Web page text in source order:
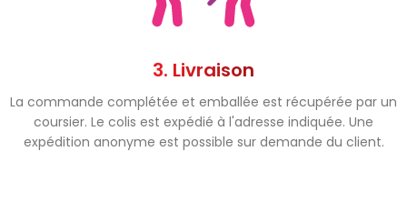
3. Livraison
La commande complétée et emballée est récupérée par un
coursier. Le colis est expédié à l'adresse indiquée. Une
expédition anonyme est possible sur demande du client.